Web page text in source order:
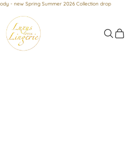
- new Spring Summer 2026 Collection drop
Luxus loves Lingerie
Suchen